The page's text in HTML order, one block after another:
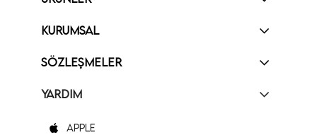
KURUMSAL
SÖZLEŞMELER
YARDIM
Apple